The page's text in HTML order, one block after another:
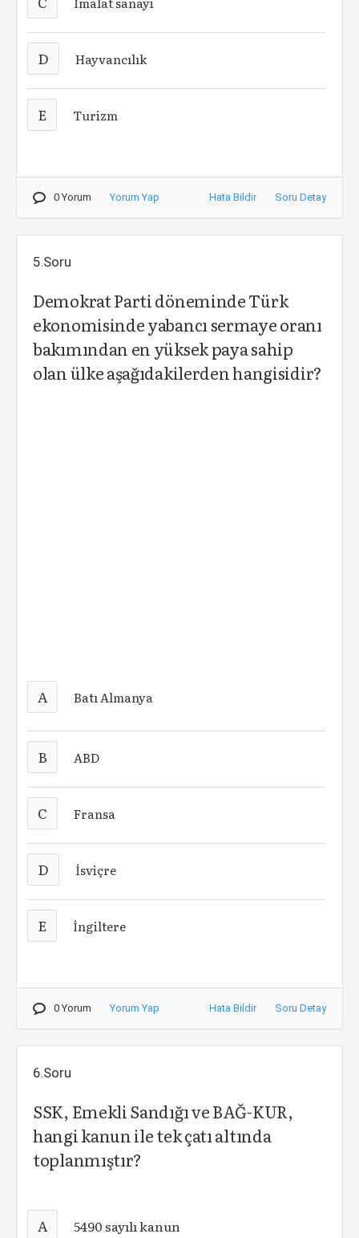
D Hayvancılık
E Turizm
0 Yorum Yorum Yap Hata Bildir Soru Detay
5.Soru
Demokrat Parti döneminde Türk
ekonomisinde yabancı sermaye oranı
bakımından en yüksek paya sahip
olan ülke aşağıdakilerden hangisidir?
A Batı Almanya
B ABD
C Fransa
D İsviçre
E İngiltere
0 Yorum Yorum Yap Hata Bildir Soru Detay
6.Soru
SSK, Emekli Sandığı ve BAĞ-KUR,
hangi kanun ile tek çatı altında
toplanmıştır?
A 5490 sayılı kanun